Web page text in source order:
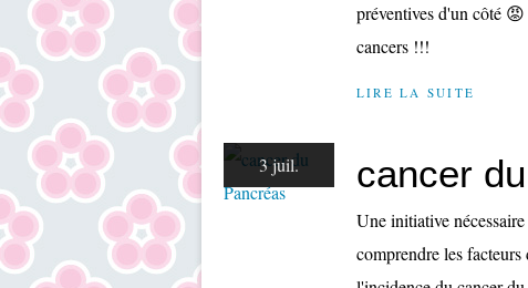
préventives d'un côté
cancers !!!
LIRE LA SUITE
3 juil. cancer
Une initiative
comprendre les